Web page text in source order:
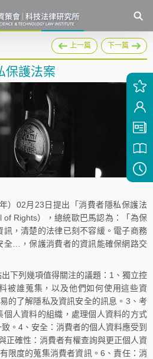
上一篇 下一篇
保護法案
02月23日提出「消費者隱私保護法
of Rights），總統歐巴馬認為：「為保
，清楚的法律已刻不容緩。電子商務
全…，保護消費者的資訊能確保網路交
列幾項值得關注的議題：1、獨立控
被誰蒐集，以及他們如何使用這些資
的了解隱私及資訊安全的訊息。3、考
個人資料的組織，處理個人資料的方式
。4、安全：消費者的個人資料應受到
正確性：消費者有權查詢與更正個人資
限度的蒐集消費者資訊。6、責任：消